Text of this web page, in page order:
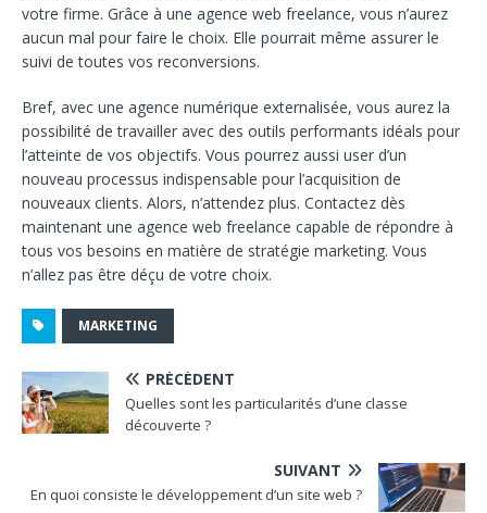
votre firme. Grâce à une agence web freelance, vous n’aurez
aucun mal pour faire le choix. Elle pourrait même assurer le
suivi de toutes vos reconversions.
Bref, avec une agence numérique externalisée, vous aurez la
possibilité de travailler avec des outils performants idéals pour
l’atteinte de vos objectifs. Vous pourrez aussi user d’un
nouveau processus indispensable pour l’acquisition de
nouveaux clients. Alors, n’attendez plus. Contactez dès
maintenant une agence web freelance capable de répondre à
tous vos besoins en matière de stratégie marketing. Vous
n’allez pas être déçu de votre choix.
MARKETING
PRÉCÉDENT
Quelles sont les particularités d’une classe
découverte ?
SUIVANT
En quoi consiste le développement d’un site web ?